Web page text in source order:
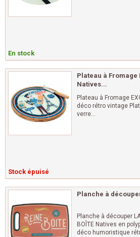
En stock
Plateau à Fromage
Natives...
Plateau à Fromage
déco rétro vintage
verre...
Stock épuisé
Planche à découper
Planche à découper
BOÎTE Natives en
déco humoristique